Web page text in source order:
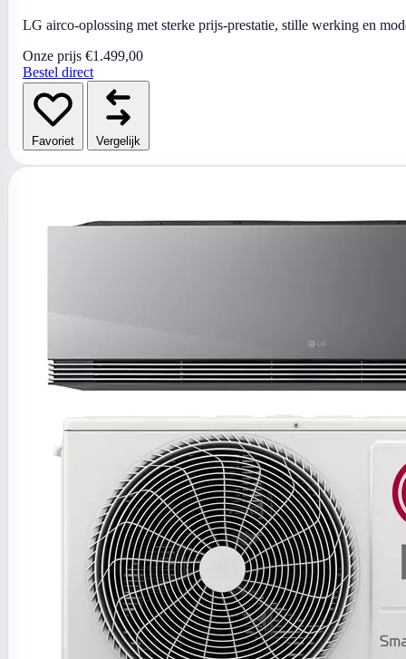
LG airco-oplossing met sterke prijs-prestatie, stille werking en
Onze prijs €1.499,00
Bestel direct
Favoriet Vergelijk